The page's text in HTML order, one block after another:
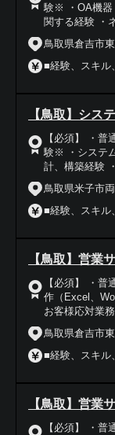
験※ ・OA機器
関する経験 ・
鳥取県倉吉市
■経験、スキル
【鳥取】シス
【必須】 ・
験※ ・システ
計、構築経験
鳥取県米子市
■経験、スキル
【鳥取】営業
【必須】 ・
作（Excel、
お客様応対業
鳥取県倉吉市
■経験、スキル
【鳥取】営業
【必須】 ・